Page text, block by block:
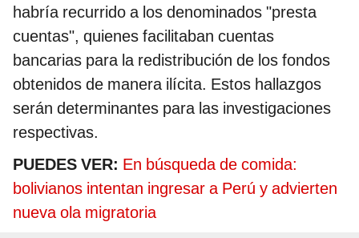
habría recurrido a los denominados "presta
cuentas", quienes facilitaban cuentas
bancarias para la redistribución de los fondos
obtenidos de manera ilícita. Estos hallazgos
serán determinantes para las investigaciones
respectivas.
PUEDES VER: En búsqueda de comida:
bolivianos intentan ingresar a Perú y advierten
nueva ola migratoria